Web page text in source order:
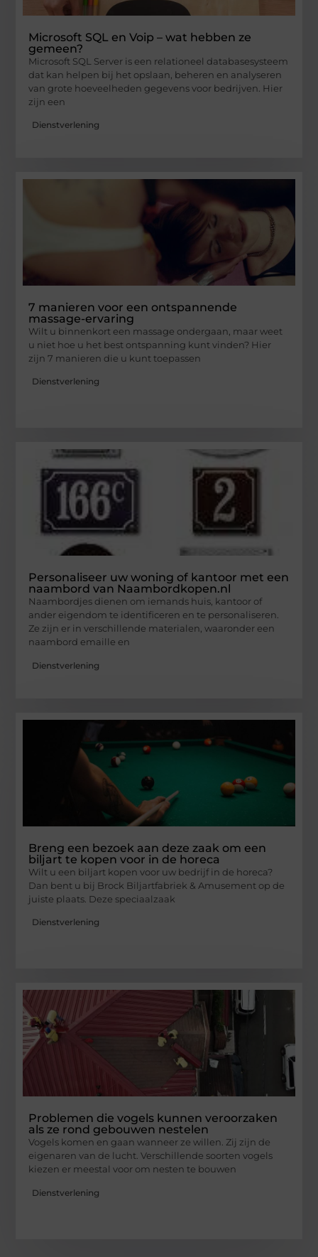
Microsoft SQL en Voip – wat hebben ze
gemeen?
Microsoft SQL Server is een relationeel databasesysteem
dat kan helpen bij het opslaan, beheren en analyseren
van grote hoeveelheden gegevens voor bedrijven. Hier
zijn een
Dienstverlening
7 manieren voor een ontspannende
massage-ervaring
Wilt u binnenkort een massage ondergaan, maar weet
u niet hoe u het best ontspanning kunt vinden? Hier
zijn 7 manieren die u kunt toepassen
Dienstverlening
Personaliseer uw woning of kantoor met een
naambord van Naambordkopen.nl
Naambordjes dienen om iemands huis, kantoor of
ander eigendom te identificeren en te personaliseren.
Ze zijn er in verschillende materialen, waaronder een
naambord emaille en
Dienstverlening
Breng een bezoek aan deze zaak om een
biljart te kopen voor in de horeca
Wilt u een biljart kopen voor uw bedrijf in de horeca?
Dan bent u bij Brock Biljartfabriek & Amusement op de
juiste plaats. Deze speciaalzaak
Dienstverlening
Problemen die vogels kunnen veroorzaken
als ze rond gebouwen nestelen
Vogels komen en gaan wanneer ze willen. Zij zijn de
eigenaren van de lucht. Verschillende soorten vogels
kiezen er meestal voor om nesten te bouwen
Dienstverlening